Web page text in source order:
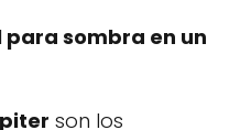
para sombra en un
son los